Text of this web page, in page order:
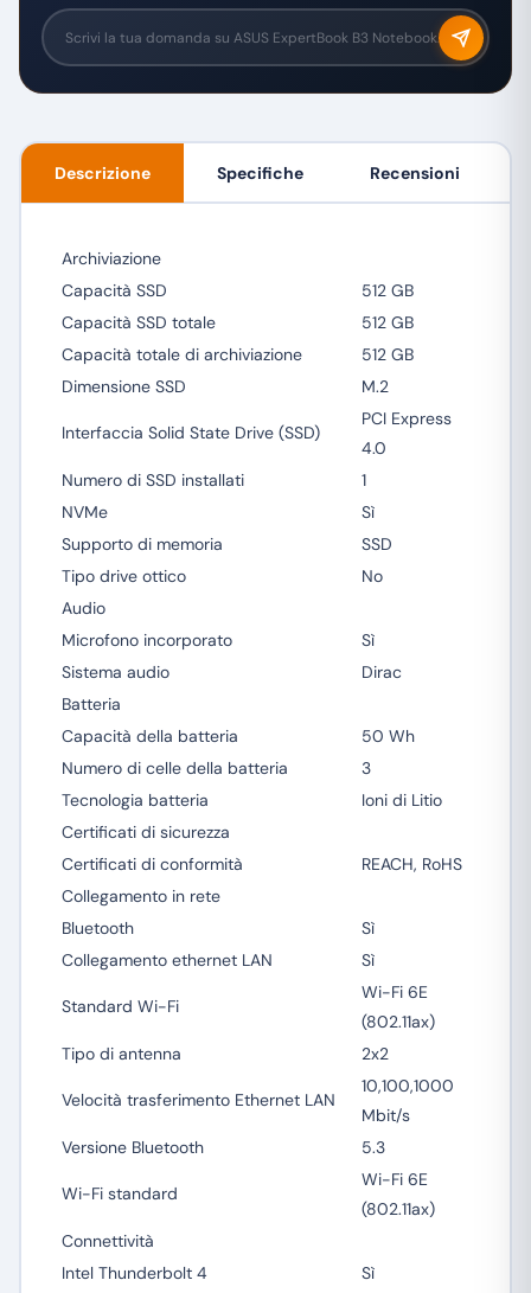
Descrizione Specifiche Recensioni
Archiviazione
Capacità SSD
512 GB
Capacità SSD totale
512 GB
Capacità totale di archiviazione
512 GB
Dimensione SSD
M.2
Interfaccia Solid State Drive (SSD)
PCI Express
4.0
Numero di SSD installati
1
NVMe
Sì
Supporto di memoria
SSD
Tipo drive ottico
No
Audio
Microfono incorporato
Sì
Sistema audio
Dirac
Batteria
Capacità della batteria
50 Wh
Numero di celle della batteria
3
Tecnologia batteria
Ioni di Litio
Certificati di sicurezza
Certificati di conformità
REACH, RoHS
Collegamento in rete
Bluetooth
Sì
Collegamento ethernet LAN
Sì
Standard Wi-Fi
Wi-Fi 6E
(802.11ax)
Tipo di antenna
2x2
Velocità trasferimento Ethernet LAN
10,100,1000
Mbit/s
Versione Bluetooth
5.3
Wi-Fi standard
Wi-Fi 6E
(802.11ax)
Connettività
Intel Thunderbolt 4
Sì